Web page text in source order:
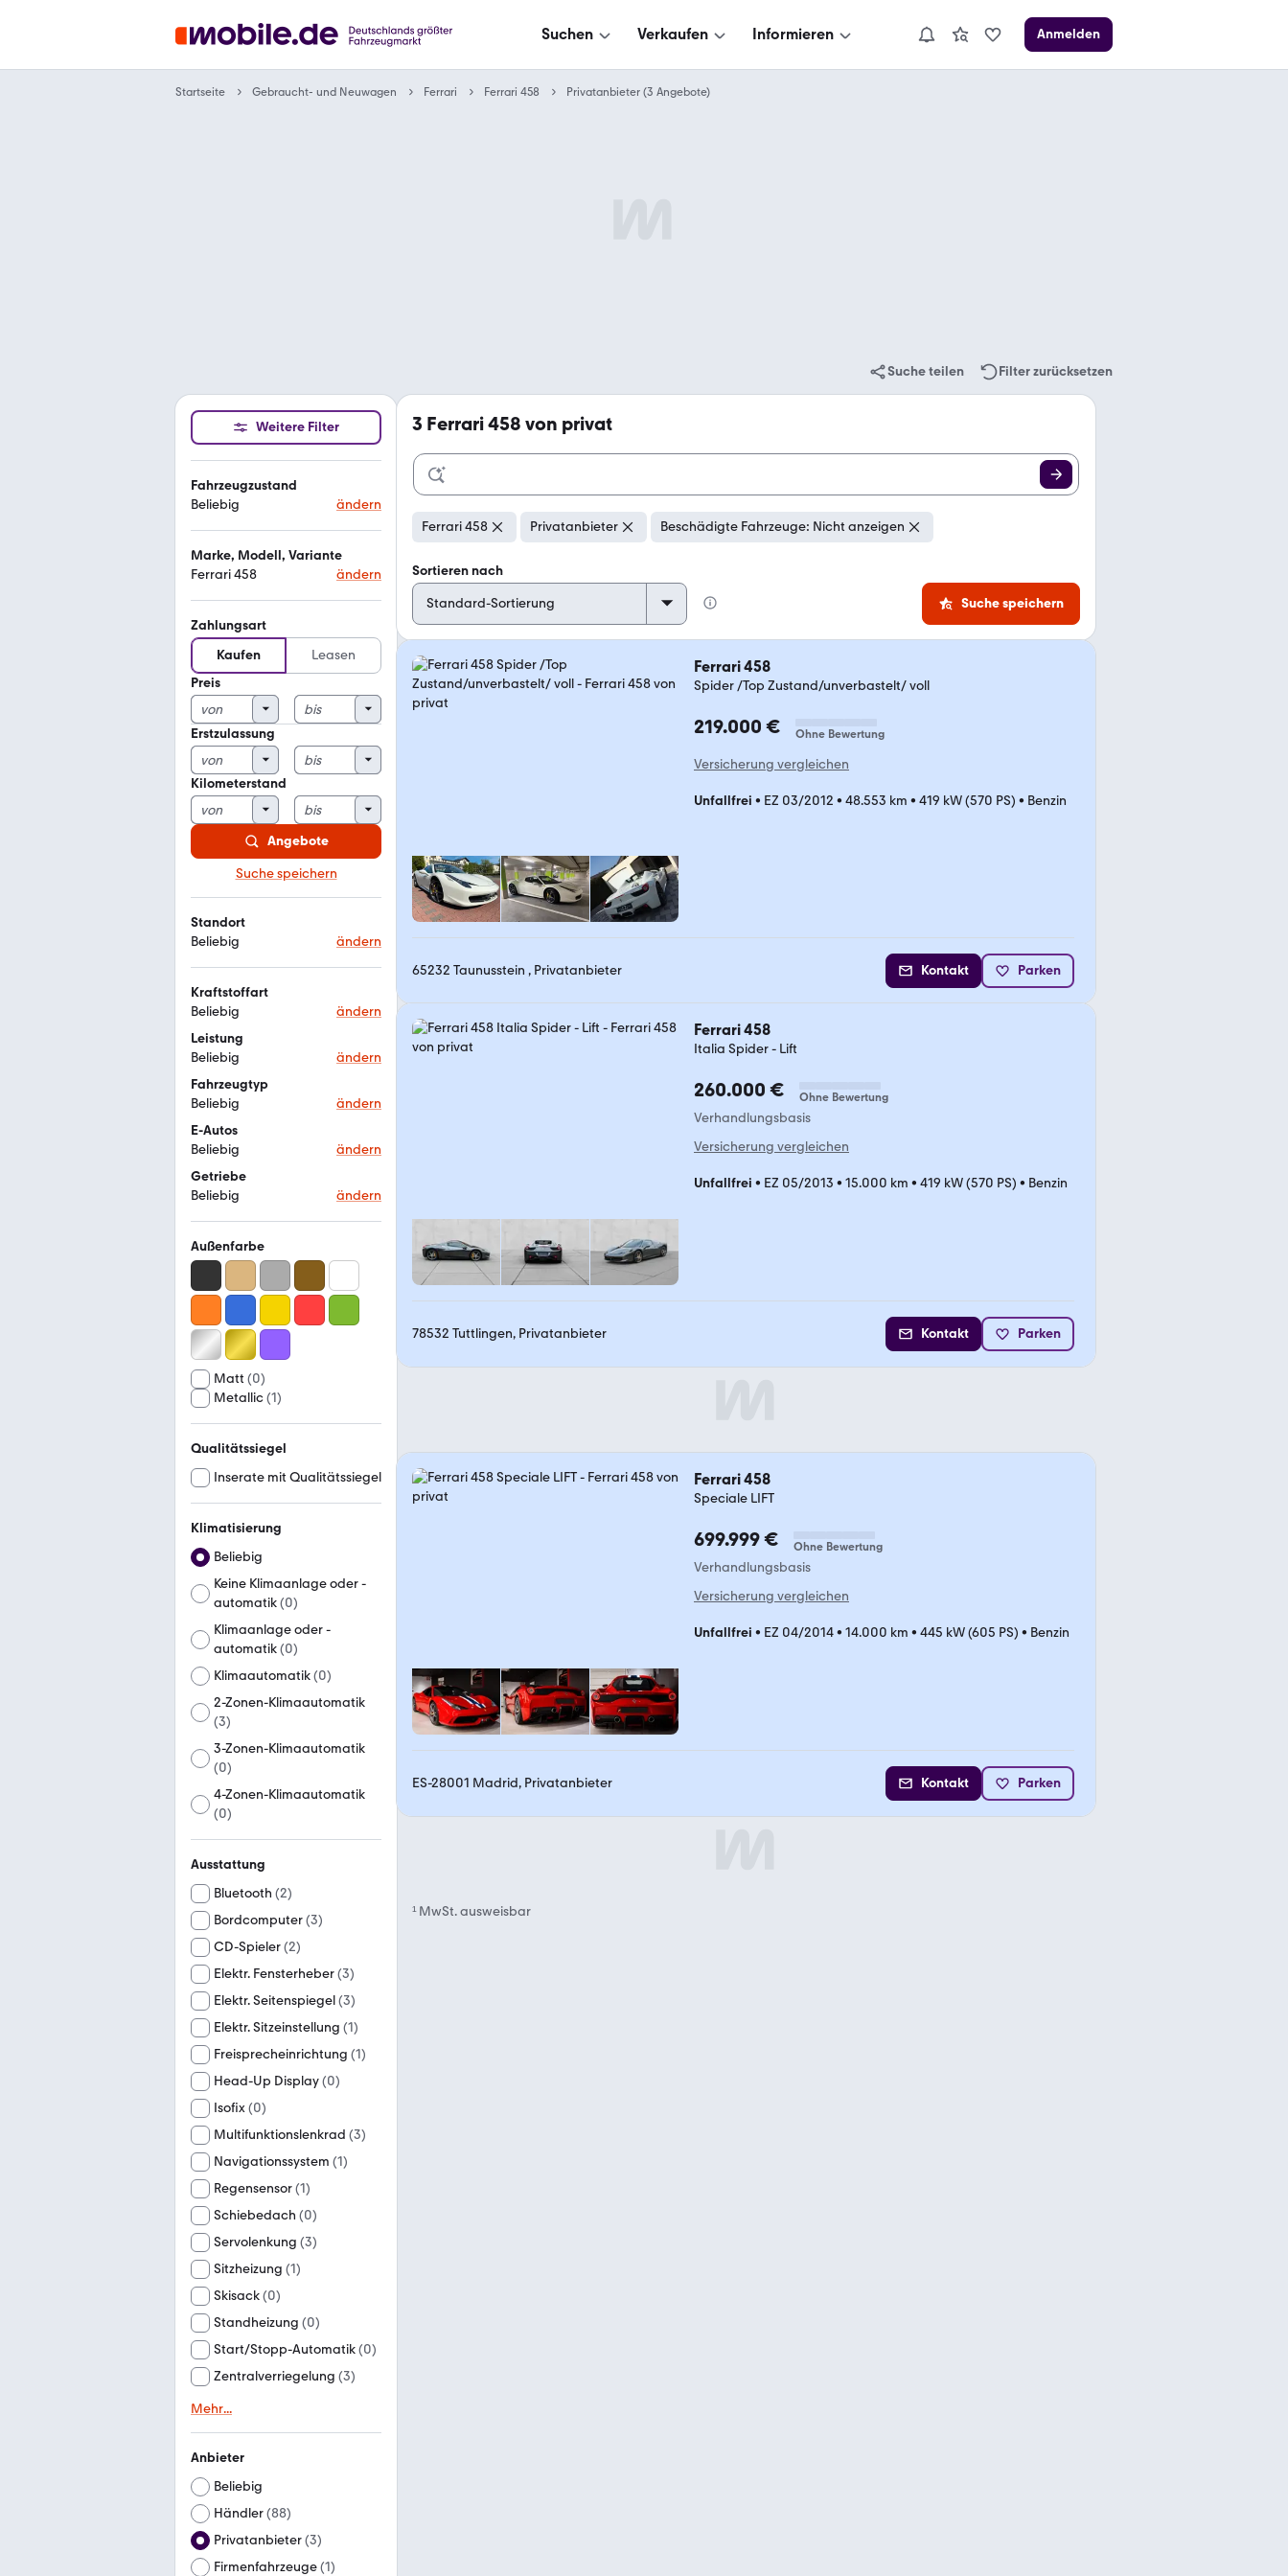
Suchen Verkaufen Informieren Anmelden
Startseite Gebraucht- und Neuwagen Ferrari Ferrari 458 Privatanbieter (3 Angebote)
Suche teilen Filter zurücksetzen
Weitere Filter
Fahrzeugzustand
Beliebig
ändern
Marke, Modell, Variante
Ferrari 458
ändern
Zahlungsart
Kaufen
Leasen
Preis
Erstzulassung
Kilometerstand
Angebote
Suche speichern
Standort
Beliebig
ändern
Kraftstoffart
Beliebig
ändern
Leistung
Beliebig
ändern
Fahrzeugtyp
Beliebig
ändern
E-Autos
Beliebig
ändern
Getriebe
Beliebig
ändern
Außenfarbe
Matt (0)
Metallic(1)
Qualitätssiegel
Inserate mit Qualitätssiegel
Klimatisierung
Beliebig
Keine Klimaanlage oder -
automatik(0)
Klimaanlage oder -
automatik(0)
Klimaautomatik(0)
2-Zonen-Klimaautomatik
(3)
3-Zonen-Klimaautomatik
(0)
4-Zonen-Klimaautomatik
(0)
Ausstattung
Bluetooth (2)
Bordcomputer(3)
CD-Spieler(2)
Elektr. Fensterheber(3)
Elektr. Seitenspiegel(3)
Elektr. Sitzeinstellung (1)
Freisprecheinrichtung (1)
Head-Up Display(0)
Isofix(0)
Multifunktionslenkrad (3)
Navigationssystem (1)
Regensensor(1)
Schiebedach (0)
Servolenkung (3)
Sitzheizung (1)
Skisack(0)
Standheizung (0)
Start/Stopp-Automatik(0)
Zentralverriegelung (3)
Mehr...
Anbieter
Beliebig
Händler(88)
Privatanbieter(3)
Firmenfahrzeuge(1)
3 Ferrari 458 von privat
Ferrari 458 Privatanbieter Beschädigte Fahrzeuge: Nicht anzeigen
Sortieren nach
Suche speichern
Ferrari 458
Spider /Top Zustand/unverbastelt/ voll
219.000 € Ohne Bewertung
Versicherung vergleichen
Unfallfrei • EZ 03/2012 • 48.553 km • 419 kW (570 PS) • Benzin
65232 Taunusstein , Privatanbieter Kontakt Parken
Ferrari 458
Italia Spider - Lift
260.000 € Ohne Bewertung
Verhandlungsbasis
Versicherung vergleichen
Unfallfrei • EZ 05/2013 • 15.000 km • 419 kW (570 PS) • Benzin
78532 Tuttlingen, Privatanbieter Kontakt Parken
Ferrari 458
Speciale LIFT
699.999 € Ohne Bewertung
Verhandlungsbasis
Versicherung vergleichen
Unfallfrei • EZ 04/2014• 14.000 km • 445 kW (605 PS) • Benzin
ES-28001 Madrid, Privatanbieter Kontakt Parken
¹MwSt. ausweisbar